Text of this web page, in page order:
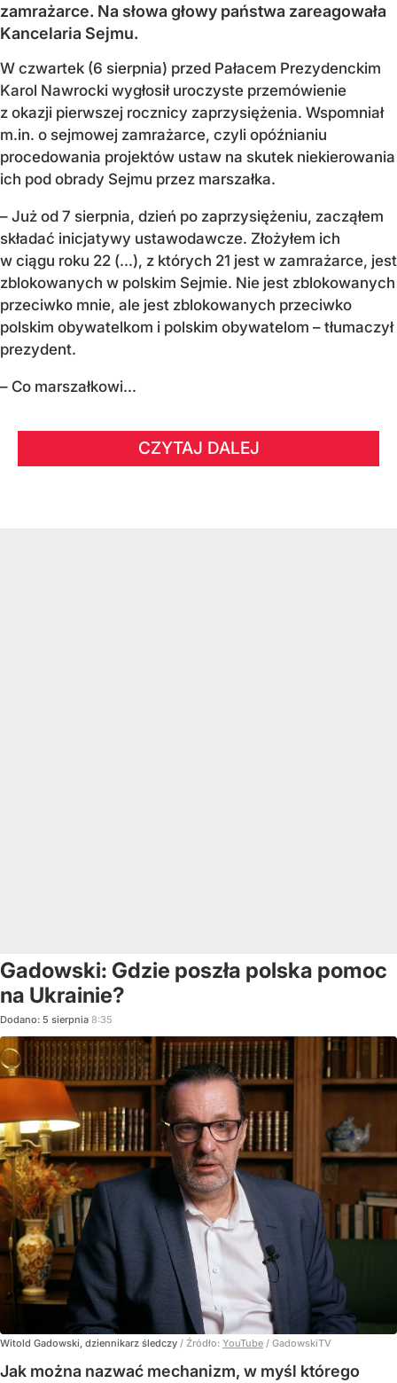
zamrażarce. Na słowa głowy państwa zareagowała
Kancelaria Sejmu.
W czwartek (6 sierpnia) przed Pałacem Prezydenckim
Karol Nawrocki wygłosił uroczyste przemówienie
z okazji pierwszej rocznicy zaprzysiężenia. Wspomniał
m.in. o sejmowej zamrażarce, czyli opóźnianiu
procedowania projektów ustaw na skutek niekierowania
ich pod obrady Sejmu przez marszałka.
– Już od 7 sierpnia, dzień po zaprzysiężeniu, zacząłem
składać inicjatywy ustawodawcze. Złożyłem ich
w ciągu roku 22 (...), z których 21 jest w zamrażarce, jest
zblokowanych w polskim Sejmie. Nie jest zblokowanych
przeciwko mnie, ale jest zblokowanych przeciwko
polskim obywatelkom i polskim obywatelom – tłumaczył
prezydent.
– Co marszałkowi...
CZYTAJ DALEJ
Gadowski: Gdzie poszła polska pomoc
na Ukrainie?
Dodano: 5 sierpnia 8:35
Witold Gadowski, dziennikarz śledczy / Źródło: YouTube / GadowskiTV
Jak można nazwać mechanizm, w myśl którego